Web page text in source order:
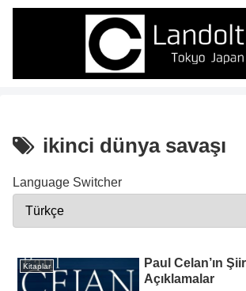
ikinci dünya savaşı
Language Switcher
Kitaplar
Paul Celan’ın
Açıklamalar